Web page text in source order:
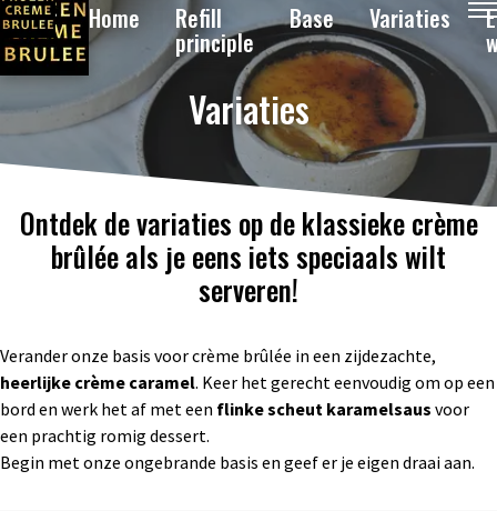
Home Refill
principle
Base Variaties
Variaties
Ontdek de variaties op de klassieke crème
brûlée als je eens iets speciaals wilt
serveren!
Verander onze basis voor crème brûlée in een zijdezachte,
heerlijke crème caramel. Keer het gerecht eenvoudig om op een
bord en werk het af met een flinke scheut karamelsaus voor
een prachtig romig dessert.
Begin met onze ongebrande basis en geef er je eigen draai aan.